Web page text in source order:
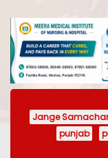
Jange Samachar
punjab